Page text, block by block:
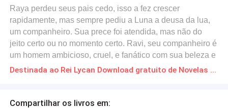
Raya perdeu seus pais cedo, isso a fez crescer
rapidamente, mas sempre pediu a Luna a deusa da lua,
um companheiro. Sua prece foi atendida, mas não do
jeito certo ou no momento certo. Ravi, seu companheiro é
um homem ambicioso, cruel, e fanático com sua beleza e
seu corpo, pois é a única coisa que o faz ter lucro. Raya,
mesma noite se encontra com um homem misterioso,
Destinada ao Rei Lycan Download gratuito de Novelas Online em PDF
Compartilhar os livros em: